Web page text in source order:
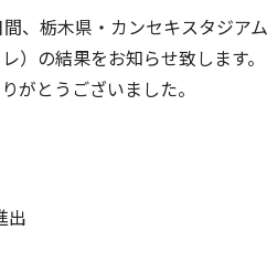
、栃木県・カンセキスタジア
）の結果をお知らせ致します。
がとうございました。
出